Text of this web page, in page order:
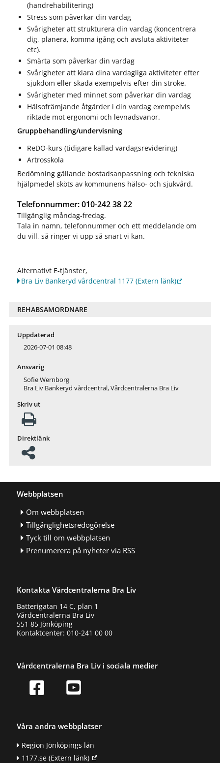
(handrehabilitering)
Stress som påverkar din vardag
Svårigheter att strukturera din vardag (koncentrera
dig, planera, komma igång och avsluta aktiviteter
etc).
Smärta som påverkar din vardag
Svårigheter att klara dina vardagliga aktiviteter efter
sjukdom eller skada exempelvis efter din stroke.
Svårigheter med minnet som påverkar din vardag
Hälsofrämjande åtgärder i din vardag exempelvis
riktade mot ergonomi och levnadsvanor.
Gruppbehandling/undervisning
ReDO-kurs (tidigare kallad vardagsrevidering)
Artrosskola
Bedömning gällande bostadsanpassning och tekniska
hjälpmedel sköts av kommunens hälso- och sjukvård.
Telefonnummer: 010-242 38 22
Tillgänglig måndag-fredag.
Tala in namn, telefonnummer och ett meddelande om
du vill, så ringer vi upp så snart vi kan.
Alternativt E-tjänster,
Bra Liv Bankeryd vårdcentral 1177 (Extern länk)
REHABSAMORDNARE
Uppdaterad
2026-07-01 08:48
Ansvarig
Sofie Wernborg
Bra Liv Bankeryd vårdcentral, Vårdcentralerna Bra Liv
Skriv ut
Direktlänk
Webbplatsen
Om webbplatsen
Tillgänglighetsredogörelse
Tyck till om webbplatsen
Prenumerera på nyheter via RSS
Kontakta Vårdcentralerna Bra Liv
Batterigatan 14 C, plan 1
Vårdcentralerna Bra Liv
551 85 Jönköping
Kontaktcenter: 010-241 00 00
Vårdcentralerna Bra Liv i sociala medier
Våra andra webbplatser
Region Jönköpings län
1177.se(Extern länk)